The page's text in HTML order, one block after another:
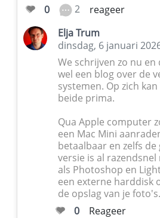
0
2
reageer
Elja Trum
dinsdag, 6 januari
We schrijven zo nu
wel een blog over de
systemen. Op zich
beide prima.
Qua Apple computer
een Mac Mini
betaalbaar en zelfs
versie is al
als Photoshop en
een externe harddisk
de opslag van je foto's.
0
Reageer